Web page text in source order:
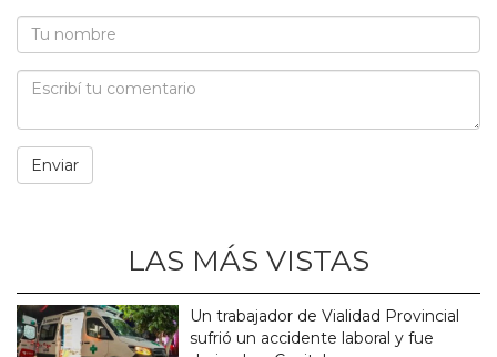
LAS MÁS VISTAS
Un trabajador de Vialidad Provincial
sufrió un accidente laboral y fue